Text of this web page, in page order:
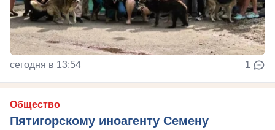
сегодня в 13:54 1
Общество
Пятигорскому иноагенту Семену